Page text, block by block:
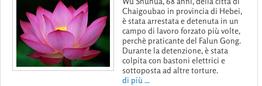
Chaigoubao in provincia di Hebei,
è stata arrestata e detenuta in un
campo di lavoro forzato più volte,
perchè praticante del Falun Gong.
Durante la detenzione, è stata
colpita con bastoni elettrici e
sottoposta ad altre torture.
di più ...